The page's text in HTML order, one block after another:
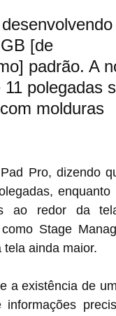
[de
padrão. A
polegadas
molduras
ao redor da
Stage
para um ‌‌iPad Pro‌‌ com uma tela ainda maior.
existência de um ‌iPad Pro‌ de